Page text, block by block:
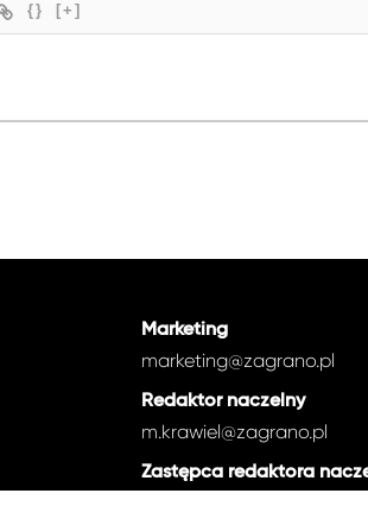
{} [+]
Marketing
marketing@zagrano.pl
Redaktor naczelny
m.krawiel@zagrano.pl
Zastępca redaktora